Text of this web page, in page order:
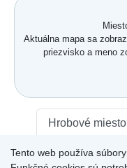
Aktuálna mapa sa
priezvisko a meno
Hrobové miesto
Sektor:- Rad:-
Tento web používa